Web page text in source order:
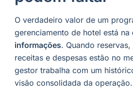
O verdadeiro valor de um
gerenciamento de hotel está na
informações. Quando
receitas e despesas estão no
gestor trabalha com um
visão consolidada da operação.